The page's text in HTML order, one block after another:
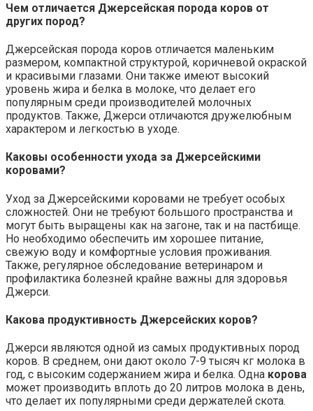
Чем отличается Джерсейская порода коров от
других пород?
Джерсейская порода коров отличается маленьким
размером, компактной структурой, коричневой окраской
и красивыми глазами. Они также имеют высокий
уровень жира и белка в молоке, что делает его
популярным среди производителей молочных
продуктов. Также, Джерси отличаются дружелюбным
характером и легкостью в уходе.
Каковы особенности ухода за Джерсейскими
коровами?
Уход за Джерсейскими коровами не требует особых
сложностей. Они не требуют большого пространства и
могут быть выращены как на загоне, так и на пастбище.
Но необходимо обеспечить им хорошее питание,
свежую воду и комфортные условия проживания.
Также, регулярное обследование ветеринаром и
профилактика болезней крайне важны для здоровья
Джерси.
Какова продуктивность Джерсейских коров?
Джерси являются одной из самых продуктивных пород
коров. В среднем, они дают около 7-9 тысяч кг молока в
год, с высоким содержанием жира и белка. Одна корова
может производить вплоть до 20 литров молока в день,
что делает их популярными среди держателей скота.